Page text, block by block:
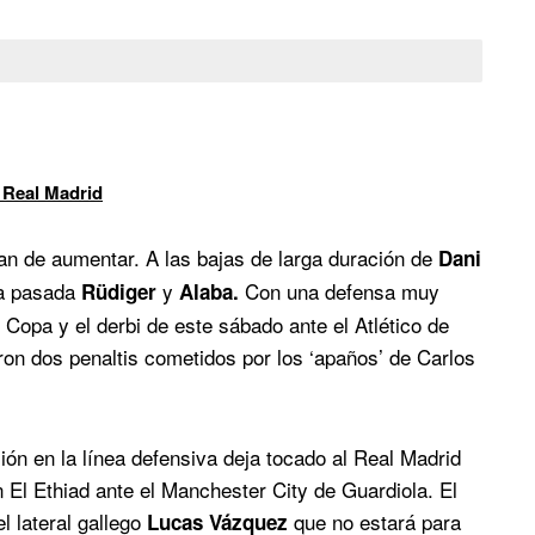
Madrid
de aumentar. A las bajas de larga duración de Dani
pasada Rüdiger y Alaba. Con una defensa muy
y el derbi de este sábado ante el Atlético de
dos penaltis cometidos por los ‘apaños’ de Carlos
en la línea defensiva deja tocado al Real Madrid
Ethiad ante el Manchester City de Guardiola. El
lateral gallego Lucas Vázquez que no estará para